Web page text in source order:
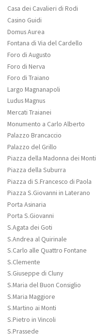
Casa dei Cavalieri di Rodi
Casino Guidi
Domus Aurea
Fontana di Via del Cardello
Foro di Augusto
Foro di Nerva
Foro di Traiano
Largo Magnanapoli
Ludus Magnus
Mercati Traianei
Monumento a Carlo Alberto
Palazzo Brancaccio
Palazzo del Grillo
Piazza della Madonna dei Monti
Piazza della Suburra
Piazza di S.Francesco di Paola
Piazza S.Giovanni in Laterano
Porta Asinaria
Porta S.Giovanni
S.Agata dei Goti
S.Andrea al Quirinale
S.Carlo alle Quattro Fontane
S.Clemente
S.Giuseppe di Cluny
S.Maria del Buon Consiglio
S.Maria Maggiore
S.Martino ai Monti
S.Pietro in Vincoli
S.Prassede